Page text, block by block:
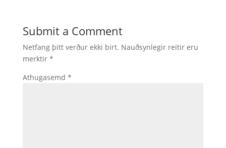
Submit a Comment
Netfang þitt verður ekki birt. Nauðsynlegir reitir eru
merktir *
Athugasemd *